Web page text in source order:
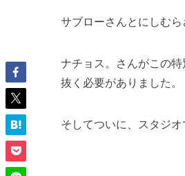
サブローさんとにしむ
ナチョス。さんがこの
抜く必要がありました。
そしてついに、スタジ